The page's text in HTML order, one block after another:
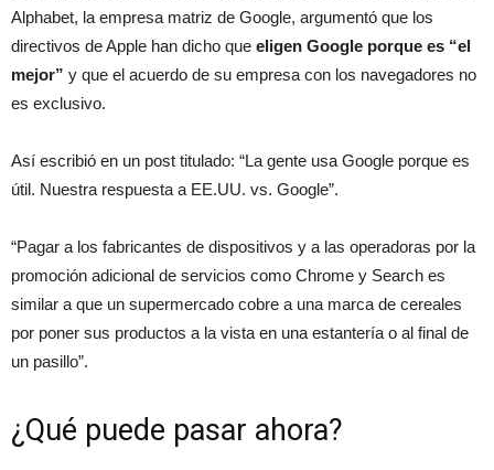
Alphabet, la empresa matriz de Google, argumentó que los
directivos de Apple han dicho que eligen Google porque es “el
mejor” y que el acuerdo de su empresa con los navegadores no
es exclusivo.
Así escribió en un post titulado: “La gente usa Google porque es
útil. Nuestra respuesta a EE.UU. vs. Google”.
“Pagar a los fabricantes de dispositivos y a las operadoras por la
promoción adicional de servicios como Chrome y Search es
similar a que un supermercado cobre a una marca de cereales
por poner sus productos a la vista en una estantería o al final de
un pasillo”.
¿Qué puede pasar ahora?